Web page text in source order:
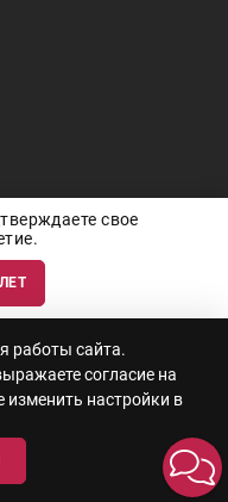
ознакомительный
импортные товары особенно
же можете уточнить по
торговлю алкоголем: №
номер 78РПА000752 от
свое
работы сайта.
согласие на
изменить настройки в